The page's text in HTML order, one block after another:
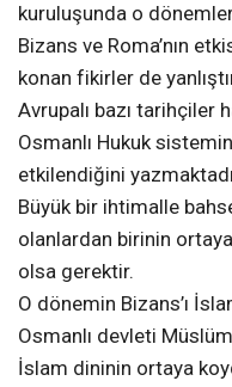
kuruluşunda o
Bizans ve Roma’nın
konan fikirler de
Avrupalı bazı tarihçiler
Osmanlı Hukuk
etkilendiğini
Büyük bir ihtimalle
olanlardan birinin
olsa gerektir.
O dönemin Bizans’ı
Osmanlı devleti
İslam dininin ortaya